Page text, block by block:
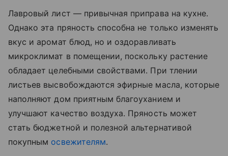
Лавровый лист — привычная приправа на кухне.
Однако эта пряность способна не только изменять
вкус и аромат блюд, но и оздоравливать
микроклимат в помещении, поскольку растение
обладает целебными свойствами. При тлении
листьев высвобождаются эфирные масла, которые
наполняют дом приятным благоуханием и
улучшают качество воздуха. Пряность может
стать бюджетной и полезной альтернативой
покупным освежителям.